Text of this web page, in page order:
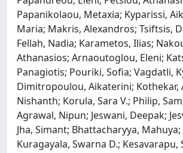
Papanikolaou, Metaxia; Kyparissi,
Maria; Makris, Alexandros; Tsiftsis,
Fellah, Nadia; Karametos, Ilias;
Athanasios; Arnaoutoglou, Eleni;
Panagiotis; Pouriki, Sofia; Vagdatli,
Dimitropoulou, Aikaterini; Kothekar,
Nishanth; Korula, Sara V.; Philip,
Agrawal, Nipun; Jeswani, Deepak;
Jha, Simant; Bhattacharyya,
Kuragayala, Swarna D.; Kesavarapu,